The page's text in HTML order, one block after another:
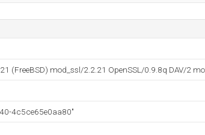
(FreeBSD) mod_ssl/2.2.21 OpenSSL/0.9.8q DAV/2
4c5ce65e0aa80"